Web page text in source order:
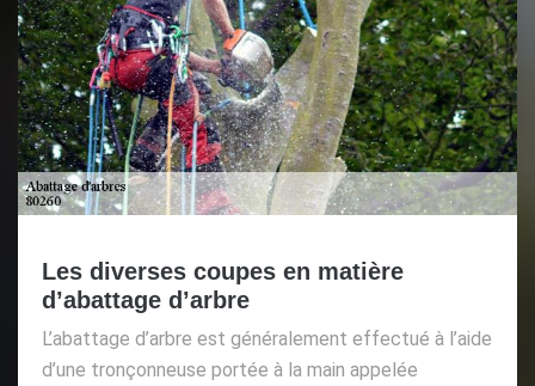
Les diverses coupes en matière
d’abattage d’arbre
L’abattage d’arbre est généralement effectué à l’aide
d’une tronçonneuse portée à la main appelée